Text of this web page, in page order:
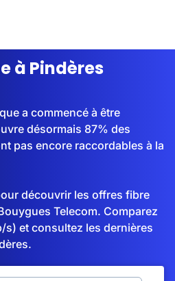
à Pindères
a commencé à être
désormais 87% des
pas encore raccordables à la
découvrir les offres fibre
Telecom. Comparez
s) et consultez les dernières